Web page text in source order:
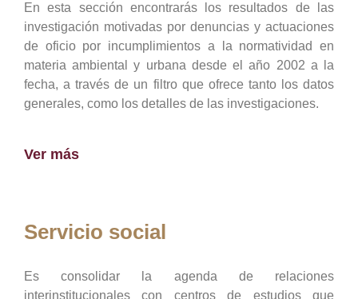
En esta sección encontrarás los resultados de las
investigación motivadas por denuncias y actuaciones
de oficio por incumplimientos a la normatividad en
materia ambiental y urbana desde el año 2002 a la
fecha, a través de un filtro que ofrece tanto los datos
generales, como los detalles de las investigaciones.
Ver más
Servicio social
Es consolidar la agenda de relaciones
interinstitucionales con centros de estudios que